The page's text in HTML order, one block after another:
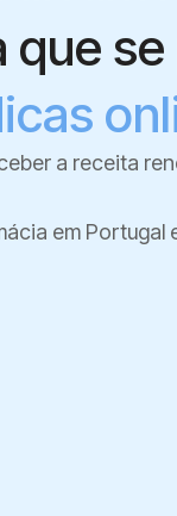
a receita
em Portugal